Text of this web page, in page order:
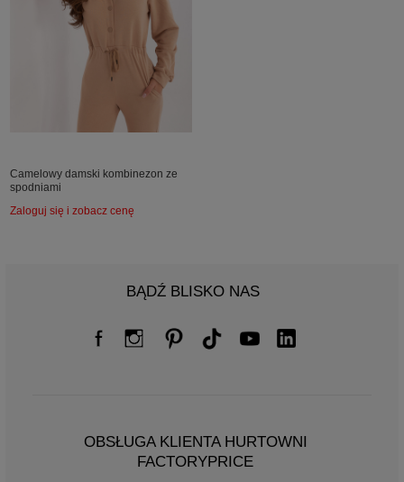
Camelowy damski kombinezon ze
spodniami
Zaloguj się i zobacz cenę
BĄDŹ BLISKO NAS
OBSŁUGA KLIENTA HURTOWNI
FACTORYPRICE